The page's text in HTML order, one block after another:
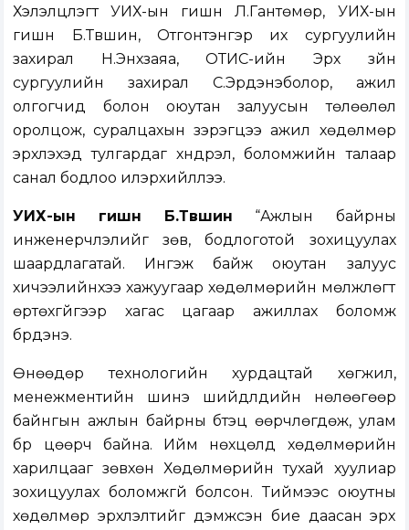
Хэлэлцүүлэгт УИХ-ын гишүүн Л.Гантөмөр, УИХ-ын
гишүүн Б.Түвшин, Отгонтэнгэр их сургуулийн
захирал Н.Энхзаяа, ОТИС-ийн Эрх зүйн
сургуулийн захирал С.Эрдэнэболор, ажил
олгогчид болон оюутан залуусын төлөөлөл
оролцож, суралцахын зэрэгцээ ажил хөдөлмөр
эрхлэхэд тулгардаг хүндрэл, боломжийн талаар
санал бодлоо илэрхийллээ.
УИХ-ын гишүүн Б.Түвшин “Ажлын байрны
инженерчлэлийг зөв, бодлоготой зохицуулах
шаардлагатай. Ингэж байж оюутан залуус
хичээлийнхээ хажуугаар хөдөлмөрийн мөлжлөгт
өртөхгүйгээр хагас цагаар ажиллах боломж
бүрдэнэ.
Өнөөдөр технологийн хурдацтай хөгжил,
менежментийн шинэ шийдлүүдийн нөлөөгөөр
байнгын ажлын байрны бүтэц өөрчлөгдөж, улам
бүр цөөрч байна. Ийм нөхцөлд хөдөлмөрийн
харилцааг зөвхөн Хөдөлмөрийн тухай хуулиар
зохицуулах боломжгүй болсон. Тиймээс оюутны
хөдөлмөр эрхлэлтийг дэмжсэн бие даасан эрх